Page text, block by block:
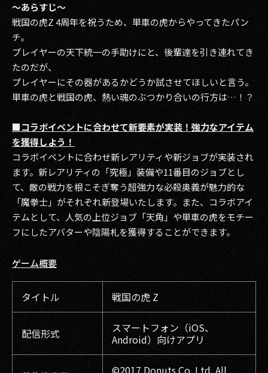
2015
2014
2013
2012
2011
2010
2009
～あらすじ～
戦国の虎Z 4周年を祝うため、単車の虎からやってきたパン
チ。
プレイヤーの天下統一の手助けにと、後輩達を引き連れてき
たのだが、
プレイヤーにその器があるかどうか試させてほしいと言う。
単車の虎と戦国の虎、熱い魂のぶつかり合いの行方は…！？
■コラボイベントに合わせて新要素が実装！強力なアイテム
を獲得しよう！
コラボイベントに合わせ新レアリティや新ジョブが実装され
ます。新レアリティの「究極」装備や11番目のジョブとし
て、敵の戦力を根こそぎ奪う超強力な必殺奥義が魅力的な
「魔拳士」がそれぞれ新登場いたします。また、コラボアイ
テムとして、人気の上位ジョブ「天角」や単車の虎をモチー
フにしたアバターや陰陽札を獲得することができます。
ゲーム概要
タイトル 戦国の虎 Z
配信形式
スマートフォン（iOS、
Android）向けアプリ
©2017 Donuts Co. Ltd. All